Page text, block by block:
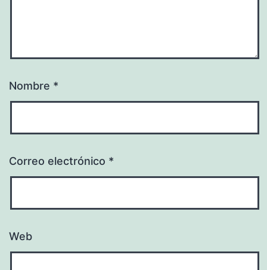
Nombre *
Correo electrónico *
Web